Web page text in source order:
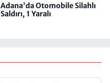
Adana'da Otomobile Silahlı
Saldırı, 1 Yaralı